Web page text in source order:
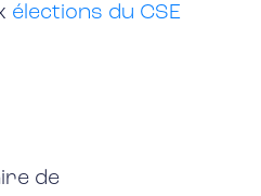
élections du CSE
de